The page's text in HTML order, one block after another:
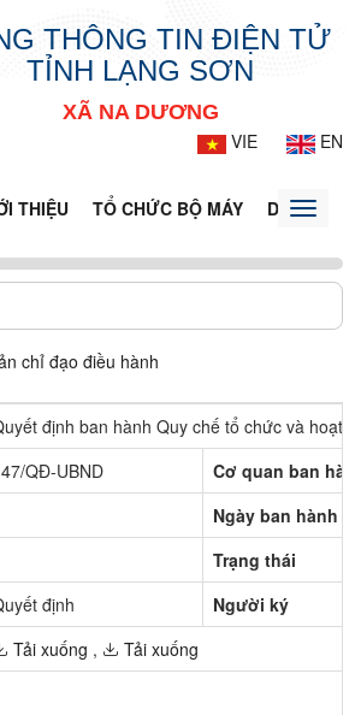
THÔNG TIN ĐIỆN TỬ
TỈNH LẠNG SƠN
XÃ NA DƯƠNG
VIE
EN
THIỆU TỔ CHỨC BỘ MÁY DOANH
Toggle
chỉ đạo điều hành
định ban hành Quy chế tổ chức và
QĐ-UBND
Cơ quan ban
Ngày ban hành
Trạng thái
định
Người ký
Tải xuống ,
Tải xuống